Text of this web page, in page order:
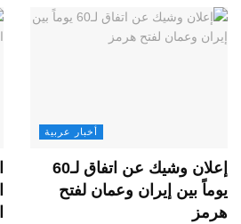
أخبار عربية
إعلان وشيك عن اتفاق لـ60
يوماً بين إيران وعمان لفتح
هرمز